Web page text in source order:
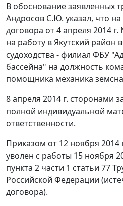
В обоснование заявленных
Андросов С.Ю. указал, что
договора от 4 апреля 2014
на работу в Якутский район
судоходства - филиал ФБУ
бассейна" на должность
помощника механика
8 апреля 2014 г. сторонами
полной индивидуальной
ответственности.
Приказом от 12 ноября 2014
уволен с работы 15 ноября
пункта 2 части 1 статьи 77
Российской Федерации
договора).